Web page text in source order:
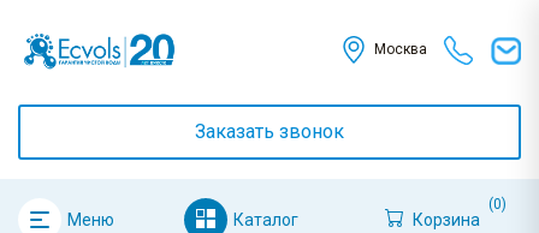
Москва
Заказать звонок
Меню Каталог Корзина
(0)